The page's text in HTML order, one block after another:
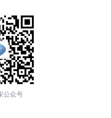
公众号